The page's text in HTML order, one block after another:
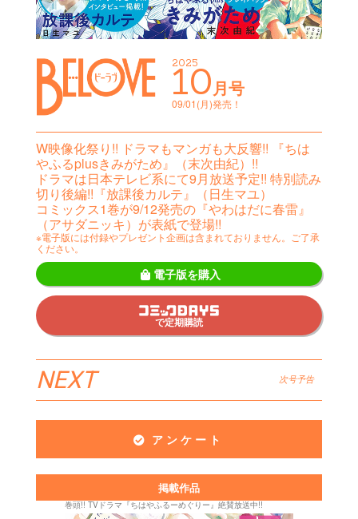
2025
10月号
09/01(月)発売！
W映像化祭り!! ドラマもマンガも大反響!! 『ちは
やふるplusきみがため』（末次由紀）!!
ドラマは日本テレビ系にて9月放送予定!! 特別読み
切り後編!!『放課後カルテ』（日生マユ）
コミックス1巻が9/12発売の『やわはだに春雷』
（アサダニッキ）が表紙で登場!!
※電子版には付録やプレゼント企画は含まれておりません。ご了承
ください。
電子版を購入
で定期購読
NEXT 次号予告
アンケート
掲載作品
巻頭!! TVドラマ『ちはやふるーめぐりー』絶賛放送中!!